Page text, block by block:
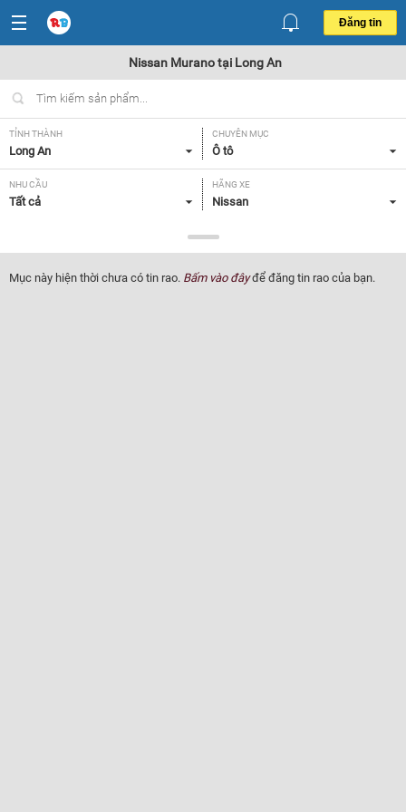
Đăng tin
Nissan Murano tại Long An
TỈNH THÀNH
Long An
CHUYÊN MỤC
Ô tô
NHU CẦU
Tất cả
HÃNG XE
Nissan
Murano
NĂM SẢN XUẤT
Tất cả
GIÁ XE XUẤT XỨ
Mục này hiện thời chưa có tin rao. Bấm vào đâyđể đăng tin rao của bạn.